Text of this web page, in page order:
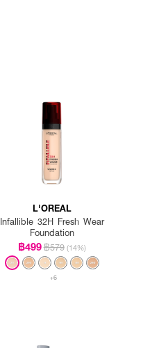
L'OREAL
Infallible 32H Fresh Wear
Foundation
฿499฿579 (14%)
+6